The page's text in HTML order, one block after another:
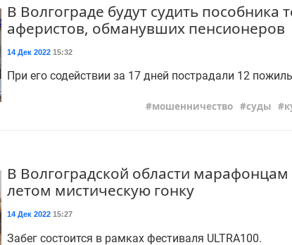
В Волгограде будут судить пособника
аферистов, обманувших пенсионеров
14 Дек 2022 15:32
При его содействии за 17 дней пострадали 12
мошенничество суды
В Волгоградской области
летом мистическую гонку
14 Дек 2022 15:27
Забег состоится в рамках фестиваля ULTRA100.